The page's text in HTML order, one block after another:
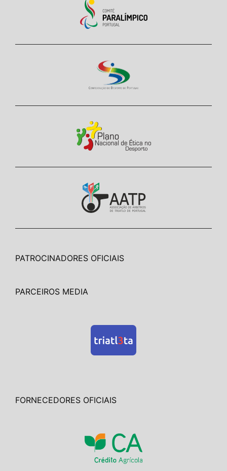
PATROCINADORES OFICIAIS
PARCEIROS MEDIA
FORNECEDORES OFICIAIS